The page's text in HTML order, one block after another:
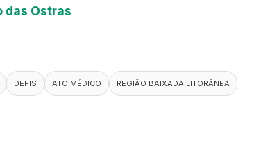
das Ostras
DEFIS ATO MÉDICO REGIÃO BAIXADA LITORÂNEA